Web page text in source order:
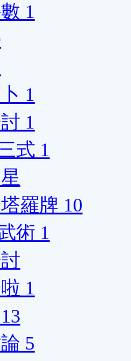
1
1
1
式 1
羅牌 10
術 1
1
13
5